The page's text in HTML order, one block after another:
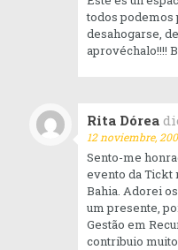
todos podemos
desahogarse,
aprovéchalo!!!!
Rita Dórea
12 noviembre,
Sento-me
evento da Tickt
Bahia. Adorei
um presente,
Gestão em
contribuio